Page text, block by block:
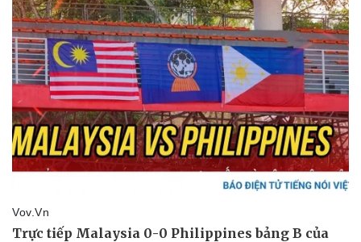
Pháp luật
Vụ án
Tin nóng
Tư vấn luật
Quân sự - Quốc phòng
Vũ khí
Việt Nam
Phân tích